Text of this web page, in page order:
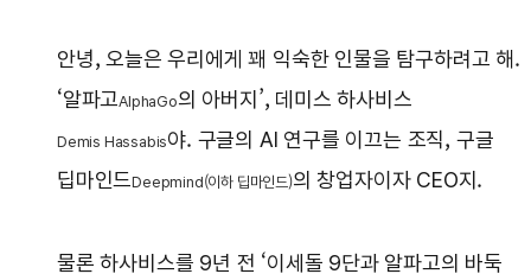
안녕, 오늘은 우리에게 꽤 익숙한 인물을 탐구하려고 해.
‘알파고AlphaGo의 아버지’, 데미스 하사비스
Demis Hassabis야. 구글의 AI 연구를 이끄는 조직, 구글
딥마인드Deepmind(이하 딥마인드)의 창업자이자 CEO지.
물론 하사비스를 9년 전 ‘이세돌 9단과 알파고의 바둑